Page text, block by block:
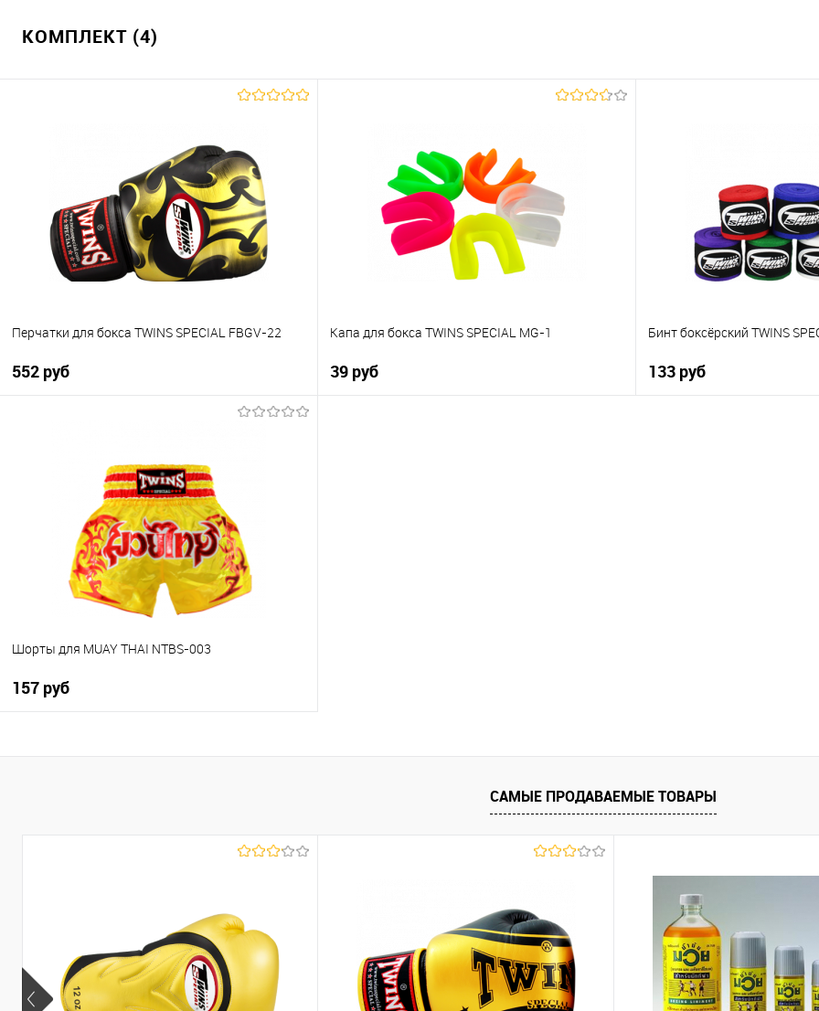
КОМПЛЕКТ (4)
Перчатки для бокса TWINS SPECIAL FBGV-22
552 руб
Купить в 1 клик
К сравнению
В наличии
Капа для бокса TWINS SPECIAL MG-1
39 руб
Бинт боксёрский TWINS
133 руб
Шорты для MUAY THAI NTBS-003
157 руб
САМЫЕ ПРОДАВАЕМЫЕ ТОВАРЫ